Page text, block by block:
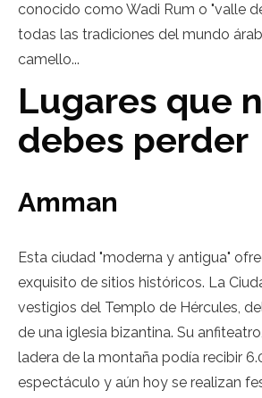
conocido como Wadi Rum o "valle
todas las tradiciones del mundo
camello...
Lugares que
debes perder
Amman
Esta ciudad "moderna y antigua"
exquisito de sitios históricos. La
vestigios del Templo de Hércules,
de una iglesia bizantina. Su
ladera de la montaña podía recibir
espectáculo y aún hoy se realizan